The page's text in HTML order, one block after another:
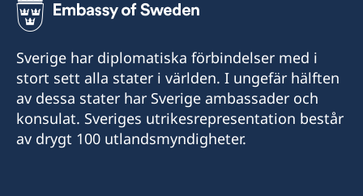
Sverige har diplomatiska förbindelser med i
stort sett alla stater i världen. I ungefär hälften
av dessa stater har Sverige ambassader och
konsulat. Sveriges utrikesrepresentation består
av drygt 100 utlandsmyndigheter.